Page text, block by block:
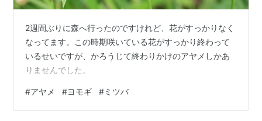
2週間ぶりに森へ行ったのですけれど、花がすっかりなく
なってます。この時期咲いている花がすっかり終わって
いるせいですが、かろうじて終わりかけのアヤメしかあ
りませんでした。
#アヤメ #ヨモギ #ミツバ